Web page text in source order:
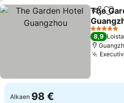
Jaa
The
5
8,9
Alkaen 98 €